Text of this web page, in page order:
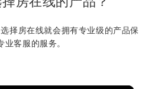
择房在线就会拥有专业级的产品保
业客服的服务。